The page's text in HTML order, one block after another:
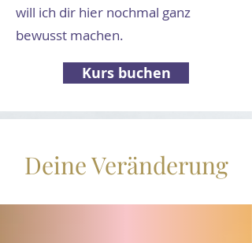
will ich dir hier nochmal ganz
bewusst machen.
Kurs buchen
Deine Veränderung